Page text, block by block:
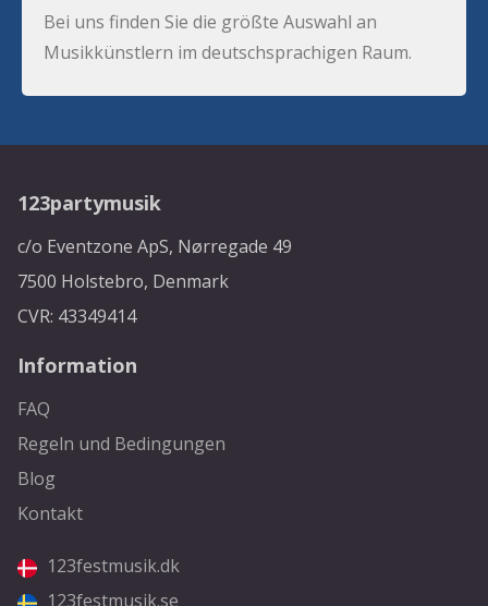
Bei uns finden Sie die größte Auswahl an
Musikkünstlern im deutschsprachigen Raum.
123partymusik
c/o Eventzone ApS, Nørregade 49
7500 Holstebro, Denmark
CVR: 43349414
Information
FAQ
Regeln und Bedingungen
Blog
Kontakt
123festmusik.dk
123festmusik.se